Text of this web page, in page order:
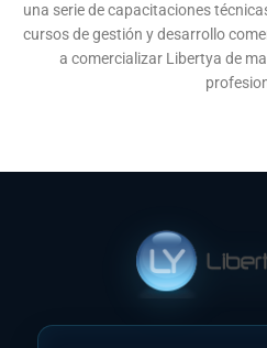
una serie de capacitaciones
cursos de gestión y desarrollo
a comercializar Libertya de